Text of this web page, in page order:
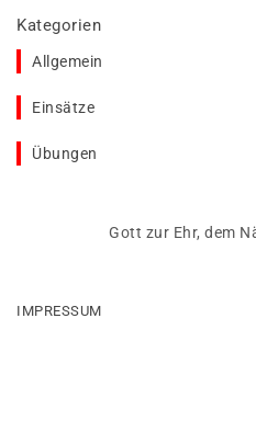
Kategorien
Allgemein
Einsätze
Übungen
Gott zur Ehr, dem
IMPRESSUM